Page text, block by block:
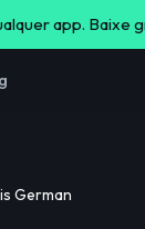
app. Baixe
German